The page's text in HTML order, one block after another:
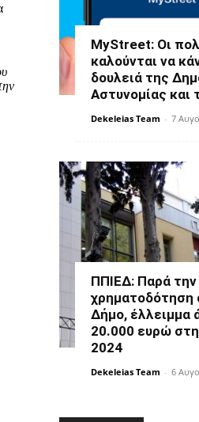
MyStreet: Οι
καλούνται να
δουλειά της
Αστυνομίας και
Dekeleias Team - 7
ΠΠΙΕΔ: Παρά την
χρηματοδότηση
Δήμο, έλλειμμα
20.000 ευρώ
2024
Dekeleias Team - 6